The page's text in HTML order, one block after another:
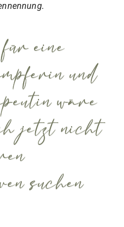
eine
und
wäre
jetzt nicht
suchen